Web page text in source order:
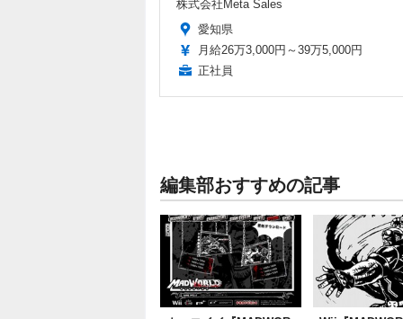
株式会社Meta Sales
愛知県
月給26万3,000円～39万5,000円
正社員
編集部おすすめの記事